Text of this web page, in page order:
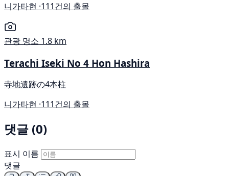
니가타현 ·111건의 출몰
관광 명소 1.8 km
Terachi Iseki No 4 Hon Hashira
寺地遺跡の4本柱
니가타현 ·111건의 출몰
댓글 (0)
표시 이름
댓글